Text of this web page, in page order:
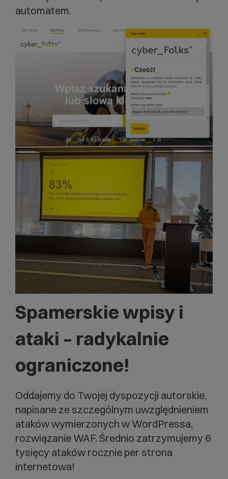
automatem.
Spamerskie wpisy i
ataki – radykalnie
ograniczone!
Oddajemy do Twojej dyspozycji autorskie,
napisane ze szczególnym uwzględnieniem
ataków wymierzonych w WordPressa,
rozwiązanie WAF. Średnio zatrzymujemy 6
tysięcy ataków rocznie per strona
internetowa!